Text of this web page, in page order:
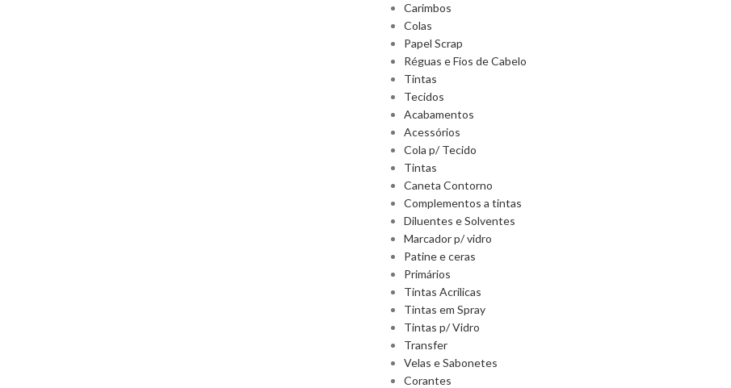
Carimbos
Colas
Papel Scrap
Réguas e Fios de Cabelo
Tintas
Tecidos
Acabamentos
Acessórios
Cola p/ Tecido
Tintas
Caneta Contorno
Complementos a tintas
Diluentes e Solventes
Marcador p/ vidro
Patine e ceras
Primários
Tintas Acrilicas
Tintas em Spray
Tintas p/ Vidro
Transfer
Velas e Sabonetes
Corantes